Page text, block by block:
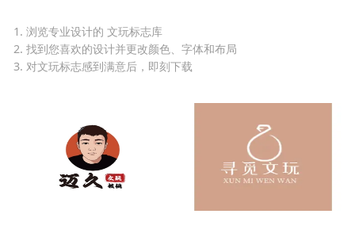
1. 浏览专业设计的 文玩标志库
2. 找到您喜欢的设计并更改颜色、字体和布局
3. 对文玩标志感到满意后，即刻下载